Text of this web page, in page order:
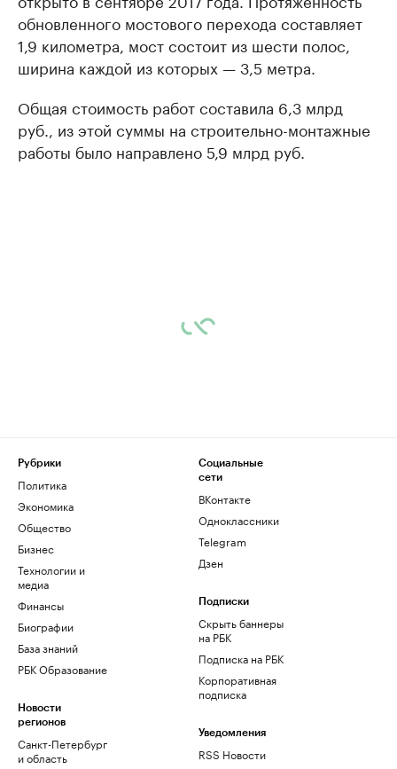
обновленного мостового перехода составляет
1,9 километра, мост состоит из шести полос,
ширина каждой из которых — 3,5 метра.
Общая стоимость работ составила 6,3 млрд
руб., из этой суммы на строительно-монтажные
работы было направлено 5,9 млрд руб.
Рубрики
Политика
Экономика
Общество
Бизнес
Технологии и
медиа
Финансы
Биографии
База знаний
РБК Образование
Новости
регионов
Санкт-Петербург
и область
Социальные
сети
ВКонтакте
Одноклассники
Telegram
Дзен
Подписки
Скрыть баннеры
на РБК
Подписка на РБК
Корпоративная
подписка
Уведомления
RSS Новости